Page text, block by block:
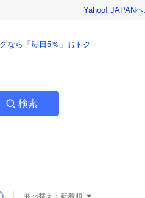
Yahoo! JAPAN
なら「毎日5％」おトク
検索
並べ替え： 新着順